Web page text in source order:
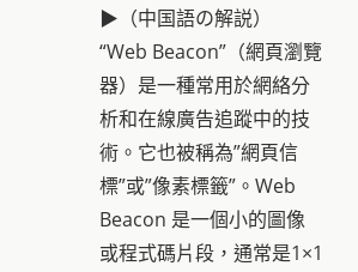
▶（中国語の解説）
“Web Beacon”（網頁瀏覽
器）是一種常用於網絡分
析和在線廣告追蹤中的技
術。它也被稱為”網頁信
標”或”像素標籤”。Web
Beacon 是一個小的圖像
或程式碼片段，通常是1×1